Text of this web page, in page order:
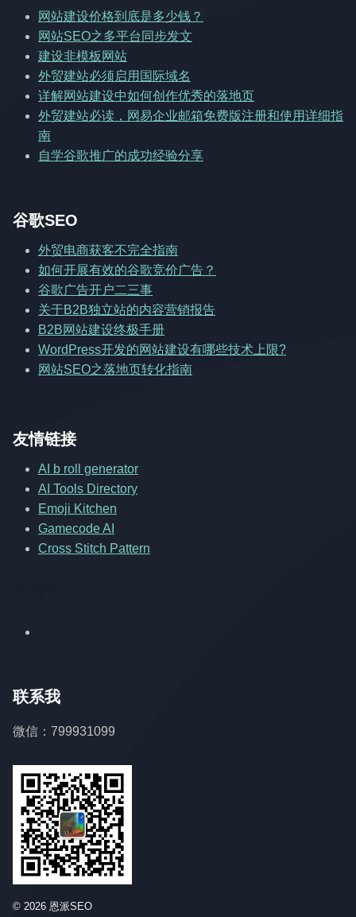
网站建设价格到底是多少钱？
网站SEO之多平台同步发文
建设非模板网站
外贸建站必须启用国际域名
详解网站建设中如何创作优秀的落地页
外贸建站必读，网易企业邮箱免费版注册和使用详细指
南
自学谷歌推广的成功经验分享
谷歌SEO
外贸电商获客不完全指南
如何开展有效的谷歌竞价广告？
谷歌广告开户二三事
关于B2B独立站的内容营销报告
B2B网站建设终极手册
WordPress开发的网站建设有哪些技术上限?
网站SEO之落地页转化指南
友情链接
AI b roll generator
AI Tools Directory
Emoji Kitchen
Gamecode AI
Cross Stitch Pattern
联系我
微信：799931099
© 2026 恩派SEO